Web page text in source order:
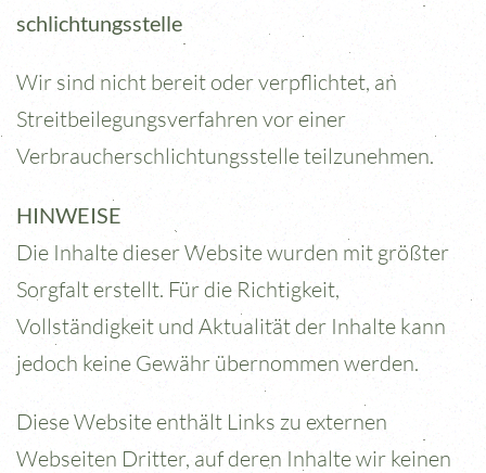
schlichtungs­stelle
Wir sind nicht bereit oder verpflichtet, an
Streitbeilegungsverfahren vor einer
Verbraucherschlichtungsstelle teilzunehmen.
HINWEISE
Die Inhalte dieser Website wurden mit größter
Sorgfalt erstellt. Für die Richtigkeit,
Vollständigkeit und Aktualität der Inhalte kann
jedoch keine Gewähr übernommen werden.
Diese Website enthält Links zu externen
Webseiten Dritter, auf deren Inhalte wir keinen